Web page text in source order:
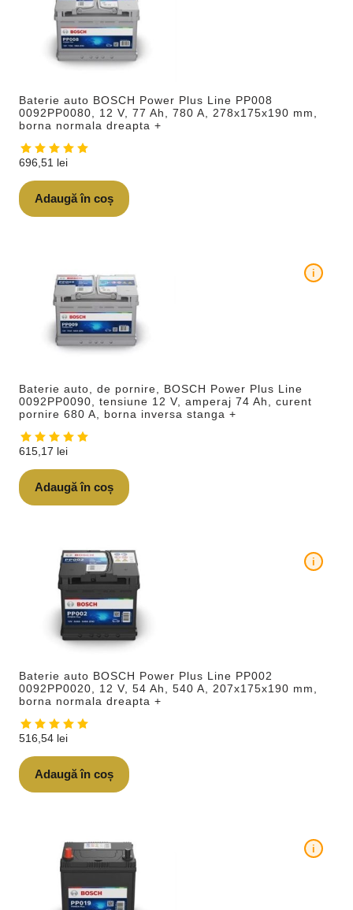
Baterie auto BOSCH Power Plus Line PP008
0092PP0080, 12 V, 77 Ah, 780 A, 278x175x190 mm,
borna normala dreapta +
696,51 lei
Adaugă în coș
Baterie auto, de pornire, BOSCH Power Plus Line
0092PP0090, tensiune 12 V, amperaj 74 Ah, curent
pornire 680 A, borna inversa stanga +
i
615,17 lei
Adaugă în coș
Baterie auto BOSCH Power Plus Line PP002
0092PP0020, 12 V, 54 Ah, 540 A, 207x175x190 mm,
borna normala dreapta +
i
516,54 lei
Adaugă în coș
i